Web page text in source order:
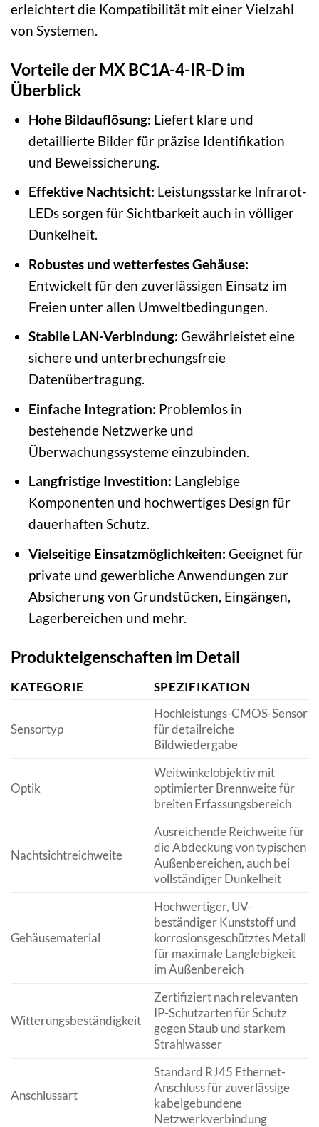
erleichtert die Kompatibilität mit einer Vielzahl
von Systemen.
Vorteile der MX BC1A-4-IR-D im
Überblick
Hohe Bildauflösung: Liefert klare und
detaillierte Bilder für präzise Identifikation
und Beweissicherung.
Effektive Nachtsicht: Leistungsstarke Infrarot-
LEDs sorgen für Sichtbarkeit auch in völliger
Dunkelheit.
Robustes und wetterfestes Gehäuse:
Entwickelt für den zuverlässigen Einsatz im
Freien unter allen Umweltbedingungen.
Stabile LAN-Verbindung: Gewährleistet eine
sichere und unterbrechungsfreie
Datenübertragung.
Einfache Integration: Problemlos in
bestehende Netzwerke und
Überwachungssysteme einzubinden.
Langfristige Investition: Langlebige
Komponenten und hochwertiges Design für
dauerhaften Schutz.
Vielseitige Einsatzmöglichkeiten: Geeignet für
private und gewerbliche Anwendungen zur
Absicherung von Grundstücken, Eingängen,
Lagerbereichen und mehr.
Produkteigenschaften im Detail
KATEGORIE SPEZIFIKATION
Sensortyp
Hochleistungs-CMOS-Sensor
für detailreiche
Bildwiedergabe
Optik
Weitwinkelobjektiv mit
optimierter Brennweite für
breiten Erfassungsbereich
Nachtsichtreichweite
Ausreichende Reichweite für
die Abdeckung von typischen
Außenbereichen, auch bei
vollständiger Dunkelheit
Gehäusematerial
Hochwertiger, UV-
beständiger Kunststoff und
korrosionsgeschütztes Metall
für maximale Langlebigkeit
im Außenbereich
Witterungsbeständigkeit
Zertifiziert nach relevanten
IP-Schutzarten für Schutz
gegen Staub und starkem
Strahlwasser
Anschlussart
Standard RJ45 Ethernet-
Anschluss für zuverlässige
kabelgebundene
Netzwerkverbindung